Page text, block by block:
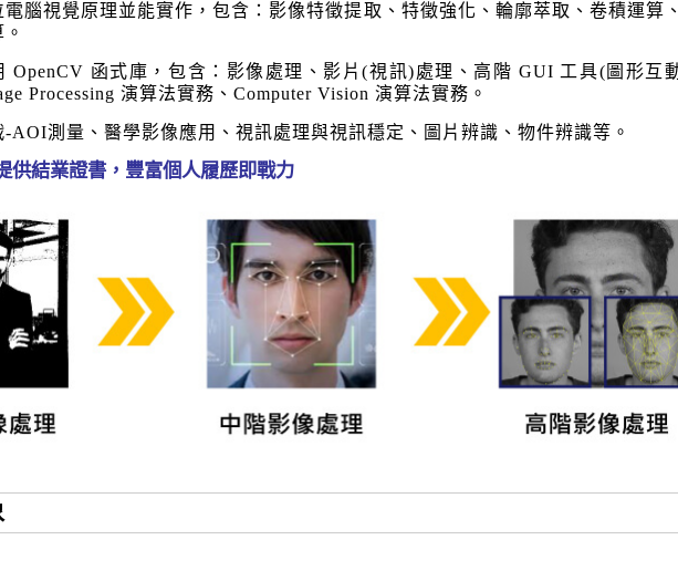
電腦視覺原理並能實作，包含：影像特徵提取、特徵強化、輪廓萃取、卷積運算
OpenCV 函式庫，包含：影像處理、影片(視訊)處理、高階 GUI 工具(圖形互
Processing 演算法實務、Computer Vision 演算法實務。
-AOI測量、醫學影像應用、視訊處理與視訊穩定、圖片辨識、物件辨識等。
供結業證書，豐富個人履歷即戰力